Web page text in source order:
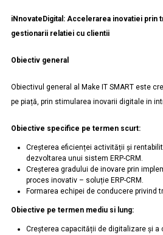
iNnovateDigital: Accelerarea inovatiei prin
gestionarii relatiei cu clientii
Obiectiv general
Obiectivul general al Make IT SMART este
pe piață, prin stimularea inovarii digitale in
Obiective specifice pe termen scurt:
Creșterea eficienței activității și
dezvoltarea unui sistem ERP-CRM.
Creșterea gradului de inovare prin
proces inovativ – soluție ERP-CRM.
Formarea echipei de conducere privind
Obiective pe termen mediu si lung:
Creșterea capacității de digitalizare și